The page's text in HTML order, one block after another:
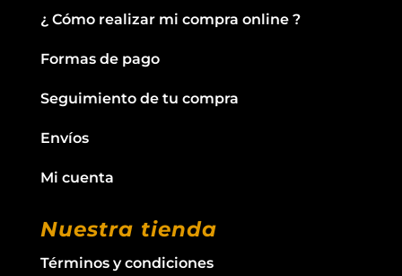
¿ Cómo realizar mi compra online ?
Formas de pago
Seguimiento de tu compra
Envíos
Mi cuenta
Nuestra tienda
Términos y condiciones